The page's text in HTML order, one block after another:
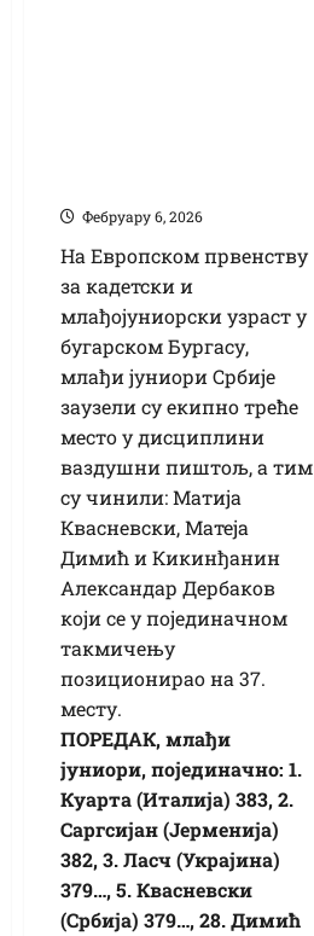
Фебруарy 6, 2026
На Европском првенству
за кадетски и
млађојуниорски узраст у
бугарском Бургасу,
млађи јуниори Србије
заузели су екипно треће
место у дисциплини
ваздушни пиштољ, а тим
су чинили: Матија
Квасневски, Матеја
Димић и Кикинђанин
Александар Дербаков
који се у појединачном
такмичењу
позиционирао на 37.
месту.
ПОРЕДАК, млађи
јуниори, појединачно: 1.
Куарта (Италија) 383, 2.
Саргсијан (Јерменија)
382, 3. Ласч (Украјина)
379…, 5. Квасневски
(Србија) 379…, 28. Димић